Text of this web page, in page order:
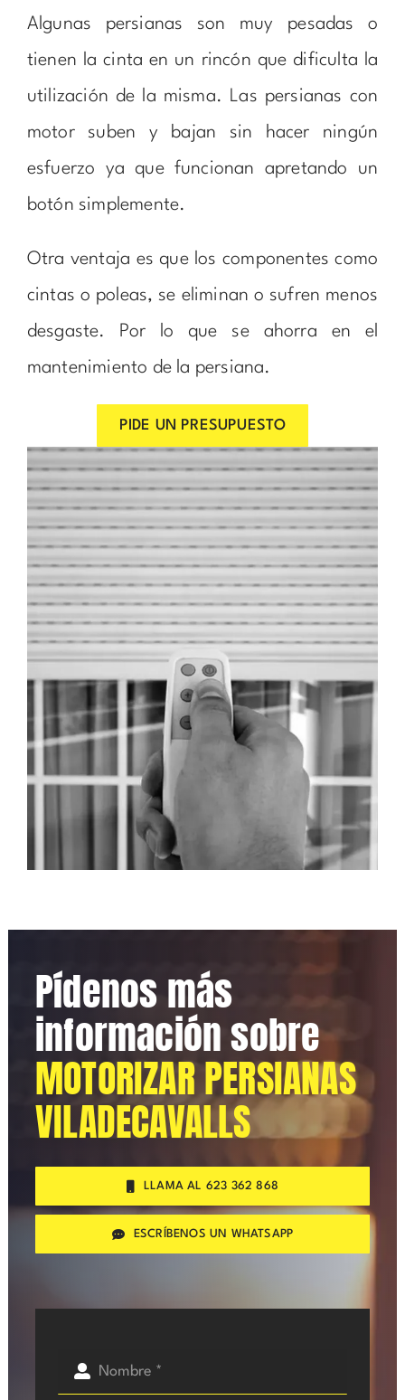
Algunas persianas son muy pesadas o
tienen la cinta en un rincón que dificulta la
utilización de la misma. Las persianas con
motor suben y bajan sin hacer ningún
esfuerzo ya que funcionan apretando un
botón simplemente.
Otra ventaja es que los componentes como
cintas o poleas, se eliminan o sufren menos
desgaste. Por lo que se ahorra en el
mantenimiento de la persiana.
PIDE UN PRESUPUESTO
Pídenos más
información sobre
MOTORIZAR PERSIANAS
VILADECAVALLS
LLAMA AL 623 362 868
ESCRÍBENOS UN WHATSAPP